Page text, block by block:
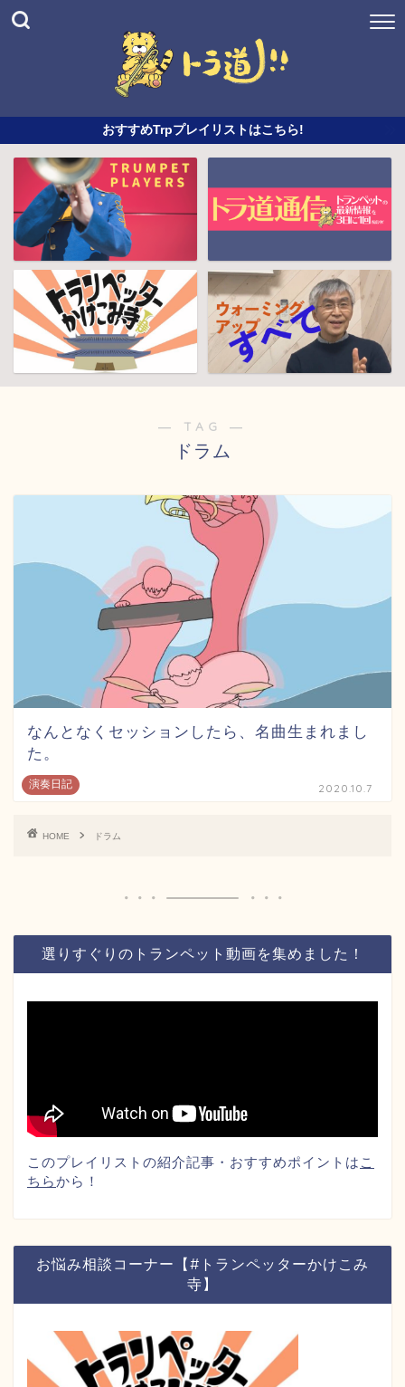
おすすめTrpプレイリストはこちら!
― TAG ―
ドラム
演奏日記
なんとなくセッションしたら、名曲生まれまし
た。
2020.10.7
HOME ドラム
選りすぐりのトランペット動画を集めました！
このプレイリストの紹介記事・おすすめポイントは こ
ちらから！
お悩み相談コーナー【#トランペッターかけこみ
寺】